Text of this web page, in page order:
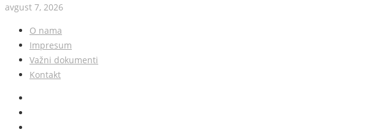
avgust 7, 2026
O nama
Impresum
Važni dokumenti
Kontakt